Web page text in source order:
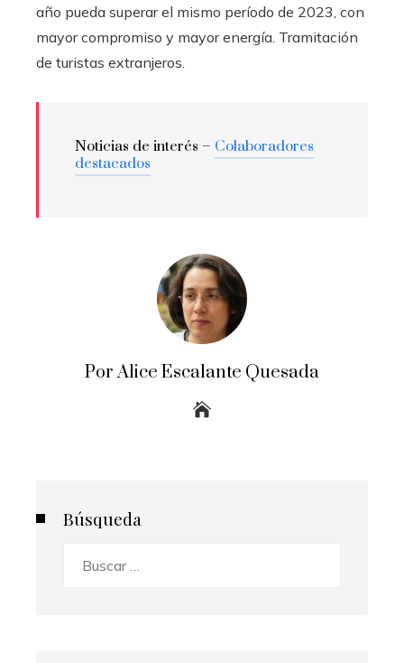
año pueda superar el mismo período de 2023, con
mayor compromiso y mayor energía. Tramitación
de turistas extranjeros.
Noticias de interés – Colaboradores
destacados
Por Alice Escalante Quesada
Búsqueda